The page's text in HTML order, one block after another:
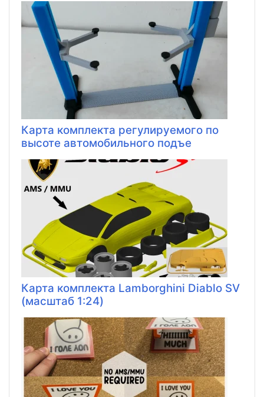
Карта комплекта регулируемого по
высоте автомобильного подъе
Карта комплекта Lamborghini Diablo SV
(масштаб 1:24)